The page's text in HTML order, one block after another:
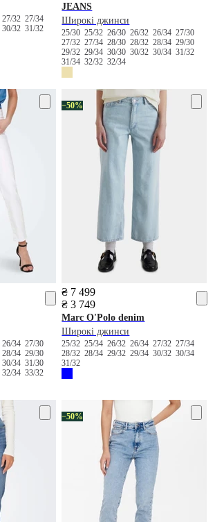
27/32 27/34
30/32 31/32
JEANS
Широкі джинси
25/3025/3226/3026/3226/3427/30
27/3227/3428/3028/3228/3429/30
29/3229/3430/3030/3230/3431/32
31/3432/3232/34
26/34 27/30
28/34 29/30
30/34 31/30
32/34 33/32
−50%
₴ 7 499
₴ 3 749
Marc O'Polo denim
Широкі джинси
25/3225/3426/3226/3427/3227/34
28/3228/3429/3229/3430/3230/34
31/32
−50%